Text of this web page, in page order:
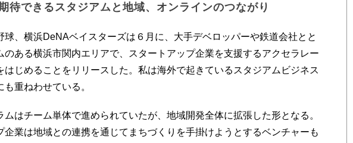
待できるスタジアムと地域、オンラインのつながり
、横浜DeNAベイスターズは６月に、大手デベロッパーや鉄道会社とと
のある横浜市関内エリアで、スタートアップ企業を支援するアクセラレー
はじめることをリリースした。私は海外で起きているスタジアムビジネス
重ねわせている。
はチーム単体で進められていたが、地域開発全体に拡張した形となる。
企業は地域との連携を通じてまちづくりを手掛けようとするベンチャーも